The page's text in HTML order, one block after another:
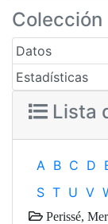
Colección
Datos
Estadísticas
Lista
A B C D
S T U V
Perissé,